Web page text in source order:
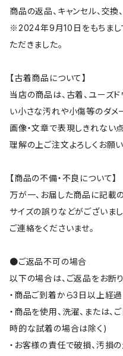
商品の返品、キャンセル、交
※2024年9月10日をもちまし
ただきました。
【古着商品について】
当店の商品は、古着、ユーズ
い小さな汚れや小傷等のダメ
画像・文章で表現しきれない
理解の上ご注文よろしくお願い
【商品の不備・不良について】
万が一、お届した商品に記載
サイズの誤りなどがございま
ご連絡をくださいませ。
●ご返品不可の場合
以下の場合は、ご返品をお断
・商品ご到着から3日以上経
・商品を使用、洗濯、または
時的な試着の場合は除く)
・お客様の責任で破損、汚損